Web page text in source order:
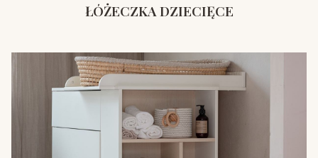
ŁÓŻECZKA DZIECIĘCE